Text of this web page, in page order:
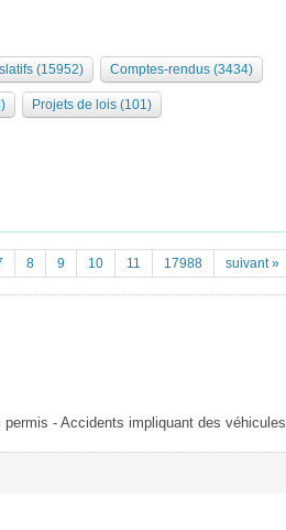
(15952) Comptes-rendus (3434)
Projets de lois (101)
8 9 10 11 17988 suivant »
- Accidents impliquant des véhicules